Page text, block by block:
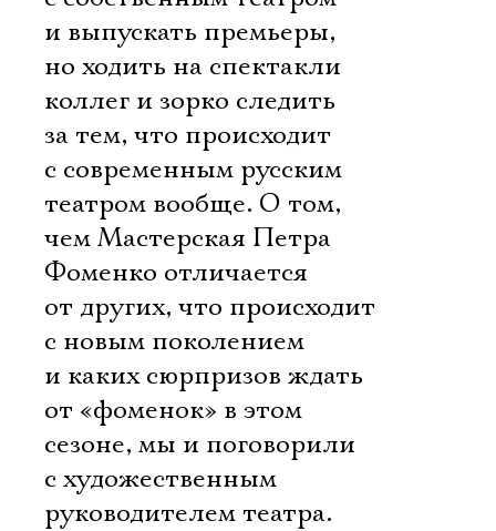
и выпускать премьеры,
но ходить на спектакли
коллег и зорко следить
за тем, что происходит
с современным русским
театром вообще. О том,
чем Мастерская Петра
Фоменко отличается
от других, что происходит
с новым поколением
и каких сюрпризов ждать
от «фоменок» в этом
сезоне, мы и поговорили
с художественным
руководителем театра.